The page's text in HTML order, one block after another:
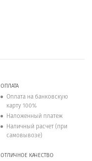
ОПЛАТА
Оплата на банковскую
карту 100%
Наложенный платеж
Наличный расчет (при
самовывозе)
ОТЛИЧНОЕ КАЧЕСТВО